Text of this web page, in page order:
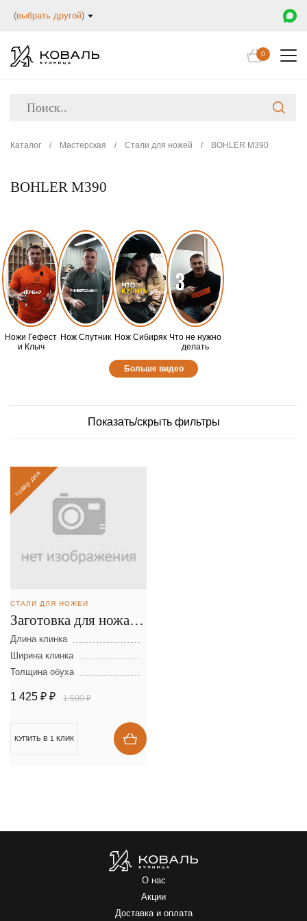
(выбрать другой)
0
Каталог / Мастерская / Стали для ножей / BOHLER M390
BOHLER M390
Ножи Гефест
и Клыч
Нож Спутник Нож Сибиряк Что не нужно
делать
Больше видео
Показать/скрыть фильтры
товар дня
СТАЛИ ДЛЯ НОЖЕЙ
Заготовка для ножа из
стали D-2 размеры:
300х40х2,5 мм
Длина клинка
Ширина клинка
Толщина обуха
1 425 ₽ ₽ 1 500 ₽
КУПИТЬ В 1 КЛИК
О нас
Акции
Доставка и оплата